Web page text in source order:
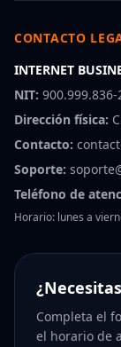
CONTACTO
INTERNET
NIT: 900.999.836-
Dirección física:
Contacto:
Soporte:
Teléfono de
Horario: lunes a
Completa el
el horario de